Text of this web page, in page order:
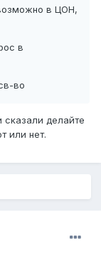
в ЦОН,
в
во
сказали делайте
или нет.